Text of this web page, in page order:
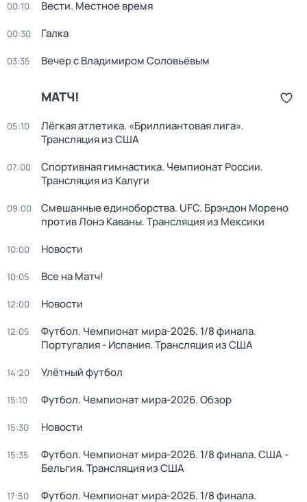
00:10 Вести. Местное время
00:30 Галка
03:35 Вечер с Владимиром Соловьёвым
МАТЧ!
05:10
Лёгкая атлетика. «Бриллиантовая лига».
Трансляция из США
07:00
Спортивная гимнастика. Чемпионат России.
Трансляция из Калуги
09:00
Смешанные единоборства. UFC. Брэндон Морено
против Лонэ Каваны. Трансляция из Мексики
10:00 Новости
10:05 Все на Матч!
12:00 Новости
12:05
Футбол. Чемпионат мира-2026. 1/8 финала.
Португалия - Испания. Трансляция из США
14:20 Улётный футбол
15:10 Футбол. Чемпионат мира-2026. Обзор
15:30 Новости
15:35
Футбол. Чемпионат мира-2026. 1/8 финала. США -
Бельгия. Трансляция из США
17:50
Футбол. Чемпионат мира-2026. 1/8 финала.